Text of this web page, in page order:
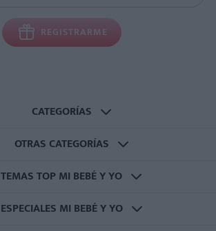
REGISTRARME
CATEGORÍAS
OTRAS CATEGORÍAS
TEMAS TOP MI BEBÉ Y YO
ESPECIALES MI BEBÉ Y YO